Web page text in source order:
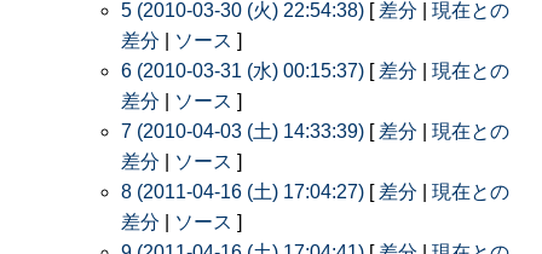
5 (2010-03-30 (火) 22:54:38) [ 差分
現在との
差分
ソース ]
6 (2010-03-31 (水) 00:15:37) [ 差分
現在との
差分
ソース ]
7 (2010-04-03 (土) 14:33:39) [ 差分
現在との
差分
ソース ]
8 (2011-04-16 (土) 17:04:27) [ 差分
現在との
差分
ソース ]